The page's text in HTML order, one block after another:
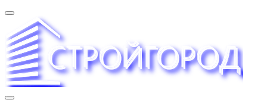
Перейти
содержимому